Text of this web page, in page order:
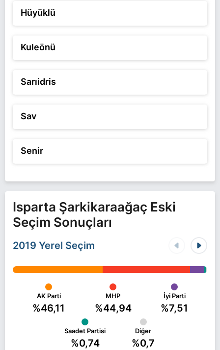
Hüyüklü
Kuleönü
Sarıidris
Sav
Senir
Isparta Şarkikaraağaç Eski
Seçim Sonuçları
2019 Yerel Seçim
AK Parti
%46,11
MHP
%44,94
İyi Parti
%7,51
Saadet Partisi
%0,74
Diğer
%0,7